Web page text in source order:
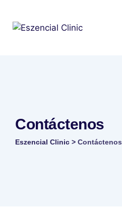
content
Contáctenos
Eszencial Clinic > Contáctenos